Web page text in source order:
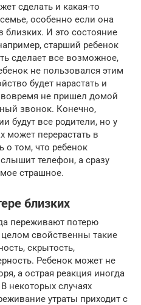
сделать и какая-то
особенно если она
близких. И это состояние
старший ребенок
сделает все возможное,
не пользовался этим
будет нарастать и
вовремя не пришел домой
звонок. Конечно,
будут все родители, но у
может перерастать в
о том, что ребенок
телефон, а сразу
страшное.
близких
переживают потерю
свойственны такие
скрытость,
Ребенок может не
а острая реакция иногда
некоторых случаях
утраты приходит с